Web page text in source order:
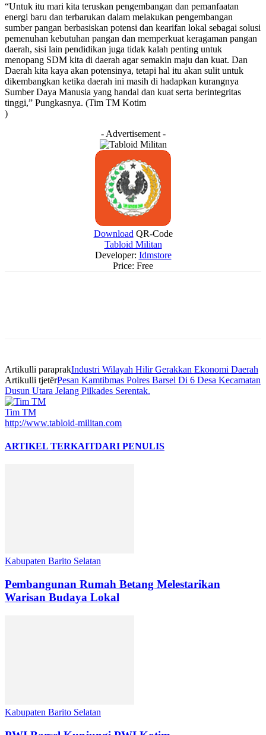
“Untuk itu mari kita teruskan pengembangan dan pemanfaatan
energi baru dan terbarukan dalam melakukan pengembangan
sumber pangan berbasiskan potensi dan kearifan lokal sebagai solusi
pemenuhan kebutuhan pangan dan memperkuat keragaman pangan
daerah, sisi lain pendidikan juga tidak kalah penting untuk
menopang SDM kita di daerah agar semakin maju dan kuat. Dan
Daerah kita kaya akan potensinya, tetapi hal itu akan sulit untuk
dikembangkan ketika daerah ini masih di hadapkan kurangnya
Sumber Daya Manusia yang handal dan kuat serta berintegritas
tinggi,” Pungkasnya. (Tim TM Kotim
)
- Advertisement -
Download QR-Code
Tabloid Militan
Developer: Idmstore
Price: Free
Artikulli paraprakIndustri Wilayah Hilir Gerakkan Ekonomi Daerah
Artikulli tjetërPesan Kamtibmas Polres Barsel Di 6 Desa Kecamatan
Dusun Utara Jelang Pilkades Serentak.
Tim TM
http://www.tabloid-militan.com
ARTIKEL TERKAITDARI PENULIS
Kabupaten Barito Selatan
Pembangunan Rumah Betang Melestarikan
Warisan Budaya Lokal
Kabupaten Barito Selatan